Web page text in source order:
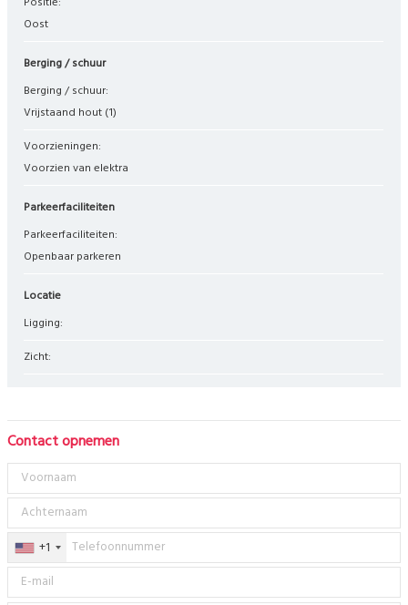
Oost
Berging / schuur
Berging / schuur:
Vrijstaand hout (1)
Voorzieningen:
Voorzien van elektra
Parkeerfaciliteiten
Parkeerfaciliteiten:
Openbaar parkeren
Locatie
Ligging:
Zicht:
Contact opnemen
+1